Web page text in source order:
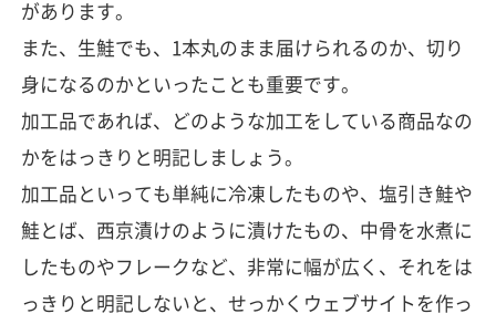
があります。
また、生鮭でも、1本丸のまま届けられるのか、切り
身になるのかといったことも重要です。
加工品であれば、どのような加工をしている商品なの
かをはっきりと明記しましょう。
加工品といっても単純に冷凍したものや、塩引き鮭や
鮭とば、西京漬けのように漬けたもの、中骨を水煮に
したものやフレークなど、非常に幅が広く、それをは
っきりと明記しないと、せっかくウェブサイトを作っ